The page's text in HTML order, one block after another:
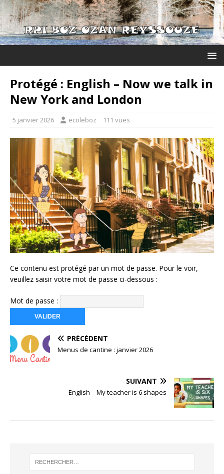
Protégé : English – Now we talk in
New York and London
5 janvier 2026 ecoleboz 111 vues
Ce contenu est protégé par un mot de passe. Pour le voir,
veuillez saisir votre mot de passe ci-dessous :
Mot de passe :
PRÉCÉDENT
Menus de cantine : janvier 2026
SUIVANT
English – My teacher is 6 shapes